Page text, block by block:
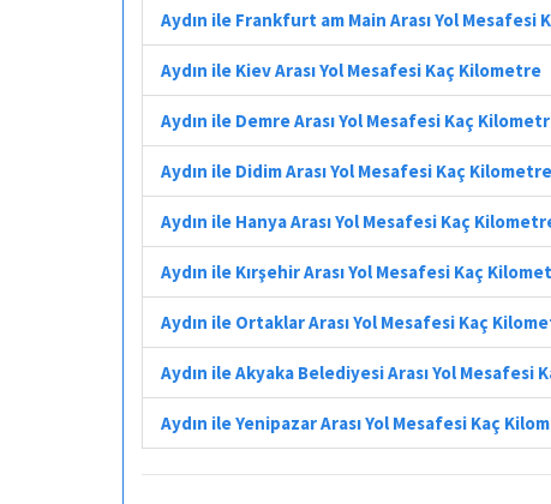
Aydın ile Frankfurt am Main Arası Yol Mesafesi
Aydın ile Kiev Arası Yol Mesafesi Kaç Kilometre
Aydın ile Demre Arası Yol Mesafesi Kaç
Aydın ile Didim Arası Yol Mesafesi Kaç Kilometre
Aydın ile Hanya Arası Yol Mesafesi Kaç
Aydın ile Kırşehir Arası Yol Mesafesi Kaç
Aydın ile Ortaklar Arası Yol Mesafesi Kaç
Aydın ile Akyaka Belediyesi Arası Yol Mesafesi
Aydın ile Yenipazar Arası Yol Mesafesi Kaç